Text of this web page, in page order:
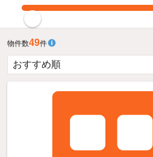
物件数49件